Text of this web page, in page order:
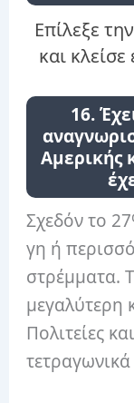
Επίλεξε
και
16.
Αμερικής
Σχεδόν το
γη ή
στρέμματα.
μεγαλύτερη
Πολιτείες
τετραγωνικά